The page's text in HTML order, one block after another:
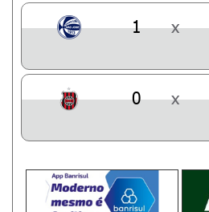
1 x
0 x